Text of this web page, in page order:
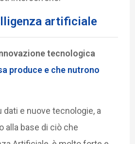
artificiale
tecnologica
produce e che nutrono
e nuove tecnologie, a
alla base di ciò che